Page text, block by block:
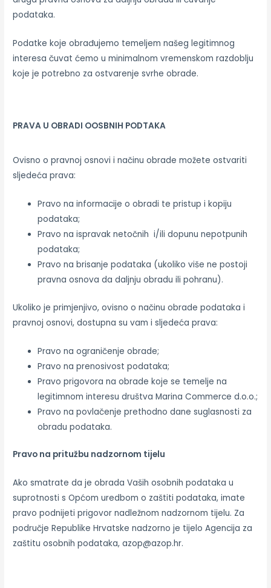
podataka.
Podatke koje obrađujemo temeljem našeg legitimnog
interesa čuvat ćemo u minimalnom vremenskom razdoblju
koje je potrebno za ostvarenje svrhe obrade.
PRAVA U OBRADI OOSBNIH PODTAKA
Ovisno o pravnoj osnovi i načinu obrade možete ostvariti
sljedeća prava:
Pravo na informacije o obradi te pristup i kopiju
podataka;
Pravo na ispravak netočnih i/ili dopunu nepotpunih
podataka;
Pravo na brisanje podataka (ukoliko više ne postoji
pravna osnova da daljnju obradu ili pohranu).
Ukoliko je primjenjivo, ovisno o načinu obrade podataka i
pravnoj osnovi, dostupna su vam i sljedeća prava:
Pravo na ograničenje obrade;
Pravo na prenosivost podataka;
Pravo prigovora na obrade koje se temelje na
legitimnom interesu društva Marina Commerce d.o.o.;
Pravo na povlačenje prethodno dane suglasnosti za
obradu podataka.
Pravo na pritužbu nadzornom tijelu
Ako smatrate da je obrada Vaših osobnih podataka u
suprotnosti s Općom uredbom o zaštiti podataka, imate
pravo podnijeti prigovor nadležnom nadzornom tijelu. Za
područje Republike Hrvatske nadzorno je tijelo Agencija za
zaštitu osobnih podataka, azop@azop.hr.